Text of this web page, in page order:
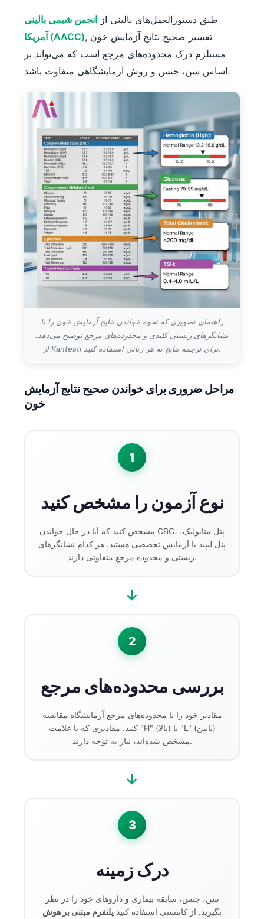
طبق دستورالعمل‌های بالینی از انجمن شیمی بالینی
آمریکا (AACC), تفسیر صحیح نتایج آزمایش خون
مستلزم درک محدوده‌های مرجع است که می‌تواند بر
اساس سن، جنس و روش آزمایشگاهی متفاوت باشد.
راهنمای تصویری که نحوه خواندن نتایج آزمایش خون را با
نشانگرهای زیستی کلیدی و محدوده‌های مرجع توضیح می‌دهد.
از Kantesti برای ترجمه نتایج به هر زبانی استفاده کنید.
مراحل ضروری برای خواندن صحیح نتایج آزمایش
خون
1
نوع آزمون را مشخص کنید
مشخص کنید که آیا در حال خواندن CBC، پنل متابولیک،
پنل لیپید یا آزمایش تخصصی هستید. هر کدام نشانگرهای
زیستی و محدوده مرجع متفاوتی دارند.
→
2
بررسی محدوده‌های مرجع
مقادیر خود را با محدوده‌های مرجع آزمایشگاه مقایسه
کنید. مقادیری که با علامت "H" (بالا) یا "L" (پایین)
مشخص شده‌اند، نیاز به توجه دارند.
→
3
درک زمینه
سن، جنس، سابقه بیماری و داروهای خود را در نظر
بگیرید. از کانتستی استفاده کنید پلتفرم مبتنی بر هوش